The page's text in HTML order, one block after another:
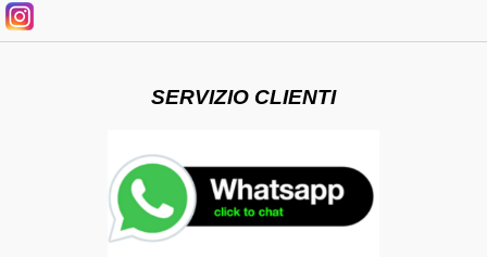
SERVIZIO CLIENTI